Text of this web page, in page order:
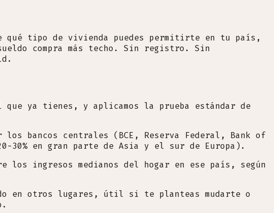
tipo de vivienda puedes permitirte en tu país,
compra más techo. Sin registro. Sin
ya tienes, y aplicamos la prueba estándar de
bancos centrales (BCE, Reserva Federal, Bank of
30% en gran parte de Asia y el sur de Europa).
ingresos medianos del hogar en ese país, según
en otros lugares, útil si te planteas mudarte o